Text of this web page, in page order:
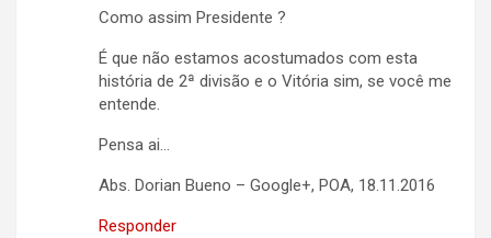
Como assim Presidente ?
É que não estamos acostumados com esta
história de 2ª divisão e o Vitória sim, se você me
entende.
Pensa ai…
Abs. Dorian Bueno – Google+, POA, 18.11.2016
Responder